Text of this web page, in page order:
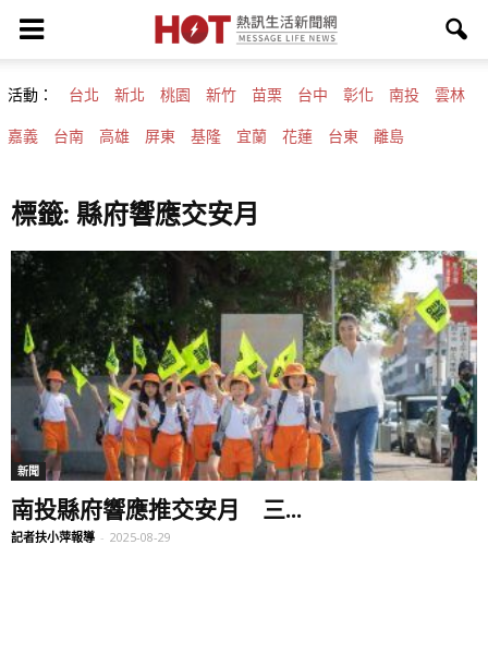
活動： 台北 新北 桃園 新竹 苗栗 台中 彰化 南投 雲林
嘉義 台南 高雄 屏東 基隆 宜蘭 花蓮 台東 離島
標籤: 縣府響應交安月
新聞
南投縣府響應推交安月 三...
記者扶小萍報導 - 2025-08-29